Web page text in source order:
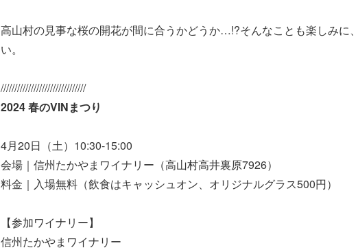
高山村の見事な桜の開花が間に合うかどうか…!?そんなことも楽しみに
い。
///////////////////////////////
2024 春のVINまつり
4月20日（土）10:30-15:00
会場｜信州たかやまワイナリー（高山村高井裏原7926）
料金｜入場無料（飲食はキャッシュオン、オリジナルグラス500円）
【参加ワイナリー】
信州たかやまワイナリー